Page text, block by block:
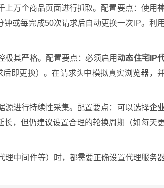
上万个商品页面进行抓取。配置要点：使用
或每完成50次请求后自动更换一次IP。利用
极其严格。配置要点：必须启用动态住宅IP
即更换）。在请求头中模拟真实浏览器，
源进行持续性采集。配置要点：可以选择企
，但仍建议设置合理的轮换周期（如每天更
理中间件等）时，都需要正确设置代理服务